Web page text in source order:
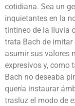
cotidiana. Sea un
inquietantes en la
tintineo de la lluvia
trata Bach de imitar
asumir sus valores
expresivos y, como
Bach no deseaba
quería instaurar
trasluz el modo de